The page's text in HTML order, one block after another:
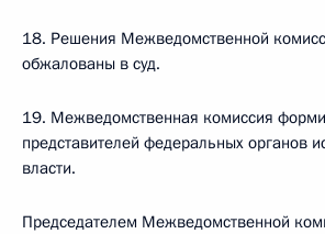
18. Решения Межведомственной
обжалованы в суд.
19. Межведомственная комиссия
представителей федеральных органов
власти.
Председателем Межведомственной